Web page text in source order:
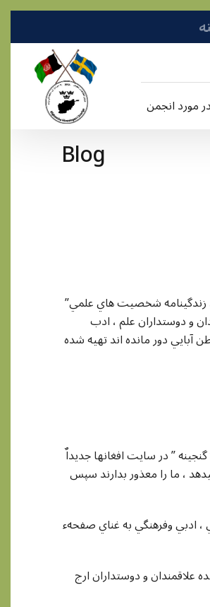
در مورد انجمن
Blog
”گنجينه” يک صفحهء علمي ، ادبي و فرهنگي ميباشد که حاوي مقالات ، حکايات ، لطايف ، فکاهيات ، زندگينامه شخصيت هاي علمي
و دوستداران علم ، ادب
آبايي دور مانده اند تهيه شده
” در سايت افغانها جديداٌ
، ما را معذور بدارند سپس
، ادبي وفرهنگي به غناي صفحهء
علاقمندان و دوستداران ارج